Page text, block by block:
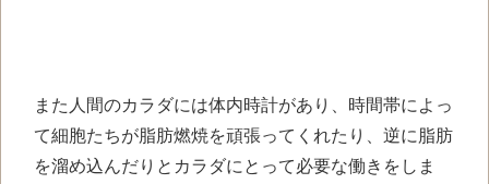
また人間のカラダには体内時計があり、 時間帯によっ
て細胞たちが脂肪燃焼を頑張ってくれたり、 逆に脂肪
を溜め込んだりと カラダにとって必要な働きをしま